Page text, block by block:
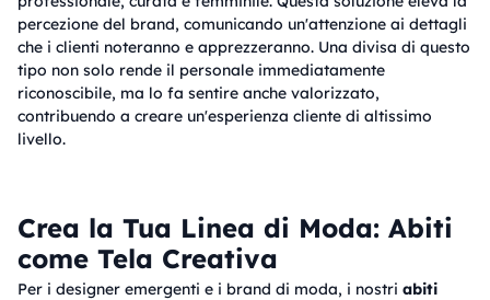
percezione del brand, comunicando un'attenzione ai dettagli
che i clienti noteranno e apprezzeranno. Una divisa di questo
tipo non solo rende il personale immediatamente
riconoscibile, ma lo fa sentire anche valorizzato,
contribuendo a creare un'esperienza cliente di altissimo
livello.
Crea la Tua Linea di Moda: Abiti
come Tela Creativa
Per i designer emergenti e i brand di moda, i nostri abiti